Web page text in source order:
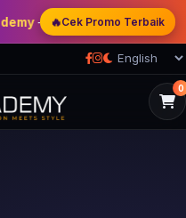
— Double Discount | Bonus
🔥Cek Promo Terbaik
0